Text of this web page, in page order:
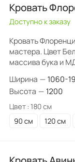
Кровать
Доступно к заказу
Кровать
мастера. Цвет
массива бука и
Ширина — 1060-
Высота — 1200
Цвет : 180 см
90 см
120 см